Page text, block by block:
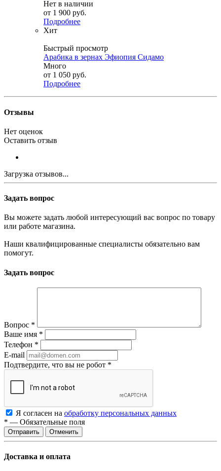
Нет в наличии
от 1 900 руб.
Подробнее
Хит
Быстрый просмотр
Арабика в зернах Эфиопия Сидамо
Много
от 1 050 руб.
Подробнее
Отзывы
Нет оценок
Оставить отзыв
Загрузка отзывов...
Задать вопрос
Вы можете задать любой интересующий вас вопрос по товару
или работе магазина.
Наши квалифицированные специалисты обязательно вам
помогут.
Задать вопрос
Вопрос *
Ваше имя *
Телефон *
E-mail
Подтвердите, что вы не робот *
Я согласен на обработку персональных данных
* — Обязательные поля
Отменить
Доставка и оплата